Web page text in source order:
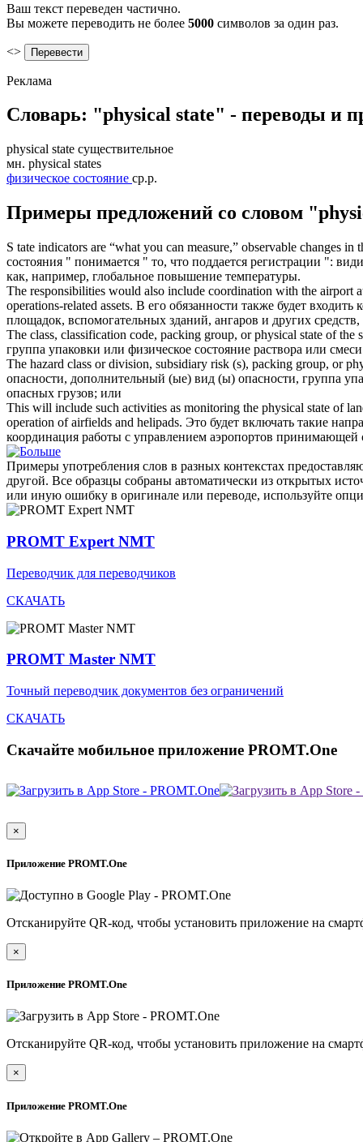
Ваш текст переведен частично.
Вы можете переводить не более 5000 символов за один раз.
<>
Реклама
Словарь: "physical state" - переводы и
physical state существительное
мн. physical states
физическое состояние ср.р.
Примеры предложений со словом
S tate indicators are “what you can measure,” observable changes in
состояния " понимается " то, что поддается регистрации ":
как, например, глобальное повышение температуры.
The responsibilities would also include coordination with the airport
operations-related assets. В его обязанности также будет
площадок, вспомогательных зданий, ангаров и других
The class, classification code, packing group, orphysical state of the
группа упаковки или физическое состояние раствора или
The hazard class or division, subsidiary risk (s), packing group, or
опасности, дополнительный (ые) вид (ы) опасности, группа
опасных грузов; или
This will include such activities as monitoring the physical state of
operation of airfields and helipads. Это будет включать такие
координация работы с управлением аэропортов
Примеры употребления слов в разных контекстах
другой. Все образцы собраны автоматически из открытых
или иную ошибку в оригинале или переводе, используйте
PROMT Expert NMT
Переводчик для переводчиков
СКАЧАТЬ
PROMT Master NMT
Точный переводчик документов без ограничений
СКАЧАТЬ
Скачайте мобильное приложение PROMT.One
×
Приложение PROMT.One
Отсканируйте QR-код, чтобы установить приложение на
×
Приложение PROMT.One
Отсканируйте QR-код, чтобы установить приложение на
×
Приложение PROMT.One